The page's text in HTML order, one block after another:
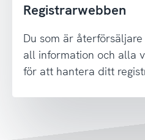
Registrarwebben
Du som är
all information och alla
för att hantera ditt